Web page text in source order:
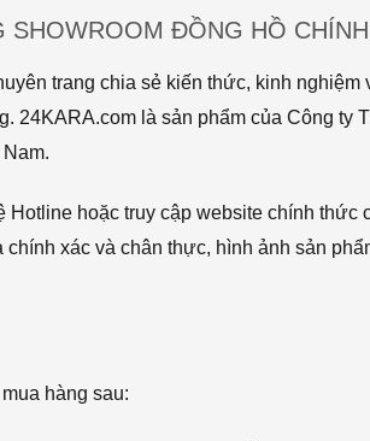
SHOWROOM ĐỒNG HỒ
trang chia sẻ kiến thức, kinh nghiệm
là sản phẩm của Công ty
hoặc truy cập website chính thức
xác và chân thực, hình ảnh sản
hàng sau: